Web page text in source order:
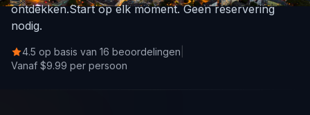
ontdekken.Start op elk moment. Geen reservering
nodig.
4.5 op basis van 16 beoordelingen
Vanaf $9.99 per persoon